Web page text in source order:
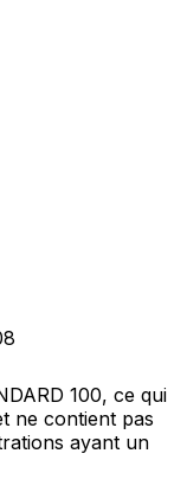
100, ce qui
ne contient pas
ayant un